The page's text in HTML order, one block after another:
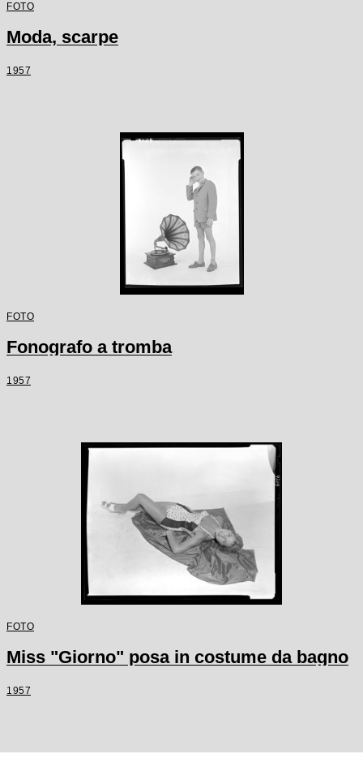
FOTO
Moda, scarpe
1957
FOTO
Fonografo a tromba
1957
FOTO
Miss "Giorno" posa in costume da bagno
1957